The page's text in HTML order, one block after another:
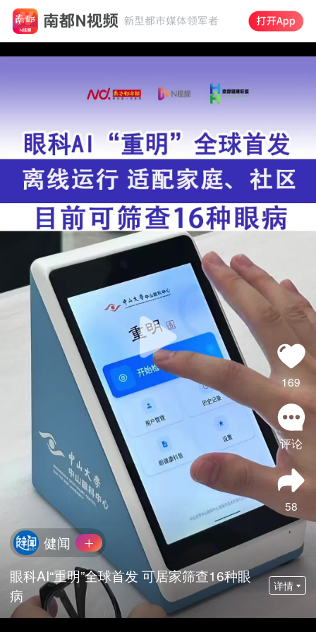
169
评论
58
健闻
眼科AI“重明”全球首发 可居家筛查16种眼
病
详情